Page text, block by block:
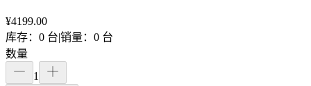
¥4199.00
库存：0 台|销量：0 台
数量
1